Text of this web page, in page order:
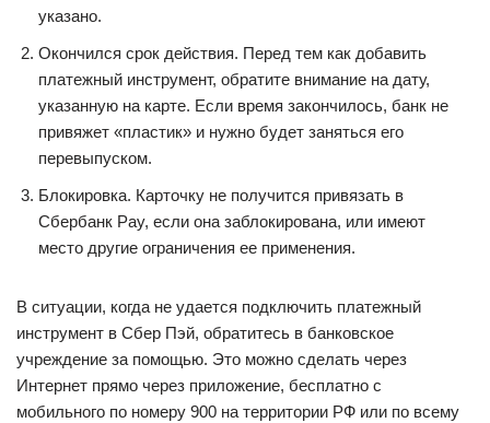
указано.
Окончился срок действия. Перед тем как добавить
платежный инструмент, обратите внимание на дату,
указанную на карте. Если время закончилось, банк не
привяжет «пластик» и нужно будет заняться его
перевыпуском.
Блокировка. Карточку не получится привязать в
Сбербанк Pay, если она заблокирована, или имеют
место другие ограничения ее применения.
В ситуации, когда не удается подключить платежный
инструмент в Сбер Пэй, обратитесь в банковское
учреждение за помощью. Это можно сделать через
Интернет прямо через приложение, бесплатно с
мобильного по номеру 900 на территории РФ или по всему